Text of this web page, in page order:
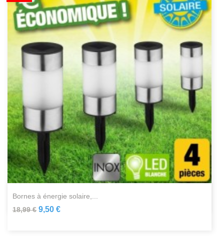
bornes à énergie solaire,...
18,99 € 9,50 €